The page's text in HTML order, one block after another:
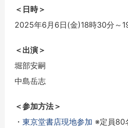
＜日時＞
2025年6月6日(金)18時30分～
＜出演＞
堀部安嗣
中島岳志
＜参加方法＞
・ 東京堂書店現地参加 ※定員80